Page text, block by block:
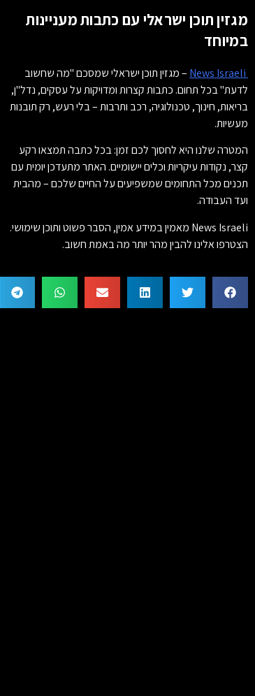
מגזין תוכן ישראלי עם כתבות מעניינות
במיוחד
– מגזין תוכן ישראלי שמסכם "מה שחשוב
לדעת" בכל תחום. כתבות קצרות ומדויקות על עסקים, נדל"ן,
בריאות, חינוך, טכנולוגיה, רכב ותרבות – בלי רעש, רק תובנות
מעשיות.
המטרה שלנו היא לחסוך לכם זמן: בכל כתבה תמצאו רקע
קצר, נקודות עיקריות וכלים יישומיים. האתר מתעדכן יומית עם
תכנים מכל התחומים שמשפיעים על החיים שלכם – מהבית
ועד העבודה.
News Israeli מאמין במידע אמין, הסבר פשוט ותוכן שימושי.
הצטרפו אלינו להבין מהר יותר מה באמת חשוב.